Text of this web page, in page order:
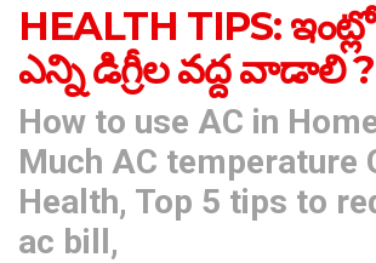
HEALTH TIPS:
ఎన్ని డిగ్రీల వద్ద వాడాలి ?
How to use AC in
Much AC temperature
Health, Top 5 tips to
ac bill,